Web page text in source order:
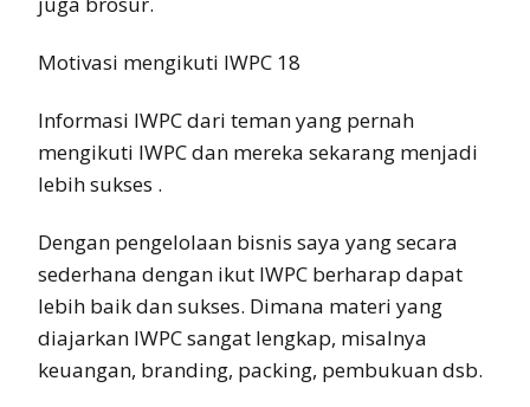
Motivasi mengikuti IWPC 18
Informasi IWPC dari teman yang pernah
mengikuti IWPC dan mereka sekarang menjadi
lebih sukses .
Dengan pengelolaan bisnis saya yang secara
sederhana dengan ikut IWPC berharap dapat
lebih baik dan sukses. Dimana materi yang
diajarkan IWPC sangat lengkap, misalnya
keuangan, branding, packing, pembukuan dsb.